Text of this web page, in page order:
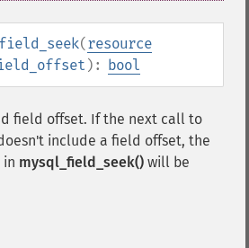
(resource
): bool
field offset. If the next call to
include a field offset, the
mysql_field_seek() will be